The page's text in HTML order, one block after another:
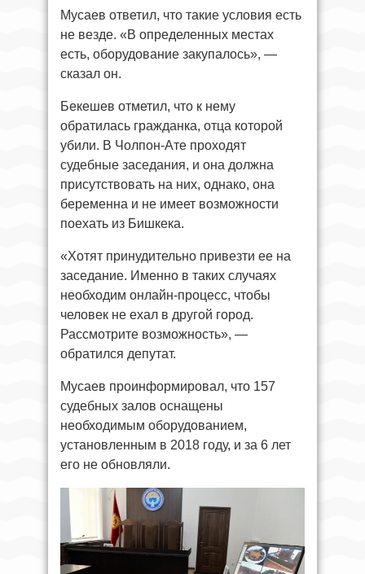
Мусаев ответил, что такие условия есть
не везде. «В определенных местах
есть, оборудование закупалось», —
сказал он.
Бекешев отметил, что к нему
обратилась гражданка, отца которой
убили. В Чолпон-Ате проходят
судебные заседания, и она должна
присутствовать на них, однако, она
беременна и не имеет возможности
поехать из Бишкека.
«Хотят принудительно привезти ее на
заседание. Именно в таких случаях
необходим онлайн-процесс, чтобы
человек не ехал в другой город.
Рассмотрите возможность», —
обратился депутат.
Мусаев проинформировал, что 157
судебных залов оснащены
необходимым оборудованием,
установленным в 2018 году, и за 6 лет
его не обновляли.